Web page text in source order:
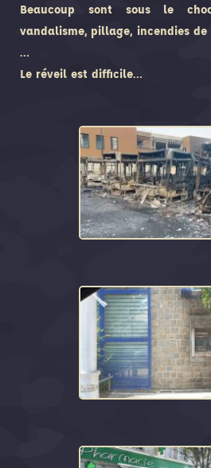
Beaucoup sont sous le
vandalisme, pillage, incendies
…
Le réveil est difficile…